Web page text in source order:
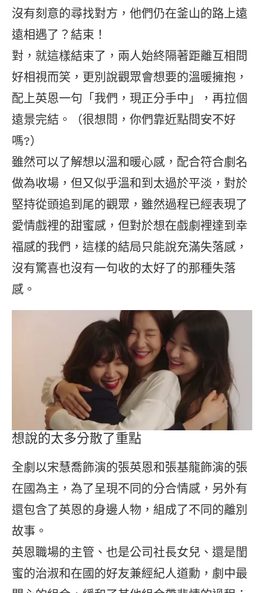
沒有刻意的尋找對方，他們仍在釜山的路上遠
遠相遇了？結束！
對，就這樣結束了，兩人始終隔著距離互相問
好相視而笑，更別說觀眾會想要的溫暖擁抱，
配上英恩一句「我們，現正分手中」，再拉個
遠景完結。（很想問，你們靠近點問安不好
嗎?）
雖然可以了解想以溫和暖心感，配合符合劇名
做為收場，但又似乎溫和到太過於平淡，對於
堅持從頭追到尾的觀眾，雖然過程已經表現了
愛情戲裡的甜蜜感，但對於想在戲劇裡達到幸
福感的我們，這樣的結局只能說充滿失落感，
沒有驚喜也沒有一句收的太好了的那種失落
感。
想說的太多分散了重點
全劇以宋慧喬飾演的張英恩和張基龍飾演的張
在國為主，為了呈現不同的分合情感，另外有
還包含了英恩的身邊人物，組成了不同的離別
故事。
英恩職場的主管、也是公司社長女兒、還是閨
蜜的治淑和在國的好友兼經紀人道勳，劇中最